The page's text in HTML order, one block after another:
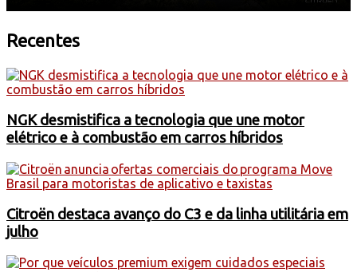
Recentes
NGK desmistifica a tecnologia que une motor
elétrico e à combustão em carros híbridos
Citroën destaca avanço do C3 e da linha utilitária em
julho